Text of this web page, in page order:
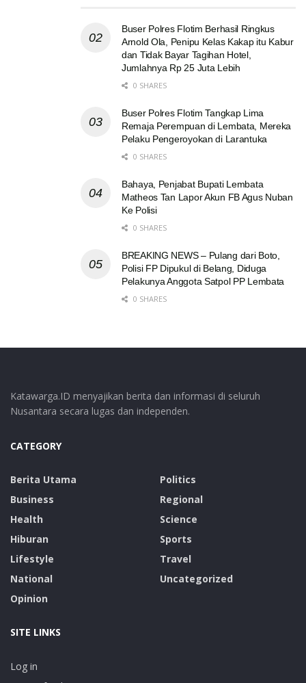
Buser Polres Flotim Berhasil Ringkus
Arnold Ola, Penipu Kelas Kakap itu Kabur
dan Tidak Bayar Tagihan Hotel,
Jumlahnya Rp 25 Juta Lebih
0 SHARES
Buser Polres Flotim Tangkap Lima
Remaja Perempuan di Lembata, Mereka
Pelaku Pengeroyokan di Larantuka
0 SHARES
Bahaya, Penjabat Bupati Lembata
Matheos Tan Lapor Akun FB Agus Nuban
Ke Polisi
0 SHARES
BREAKING NEWS – Pulang dari Boto,
Polisi FP Dipukul di Belang, Diduga
Pelakunya Anggota Satpol PP Lembata
0 SHARES
Katawarga.ID menyajikan berita dan informasi di seluruh
Nusantara secara lugas dan independen.
CATEGORY
Berita Utama
Business
Health
Hiburan
Lifestyle
National
Opinion
Politics
Regional
Science
Sports
Travel
Uncategorized
SITE LINKS
Log in